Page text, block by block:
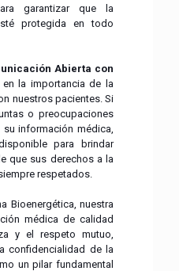
garantizar que la
protegida en todo
Abierta con
en la importancia de la
nuestros pacientes. Si
o preocupaciones
información médica,
para brindar
que sus derechos a la
respetados.
Bioenergética, nuestra
médica de calidad
y el respeto mutuo,
confidencialidad de la
un pilar fundamental